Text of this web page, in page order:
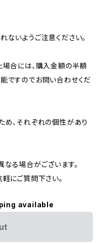
ないようご注意ください。
場合には、購入金額の半額
ですのでお問い合わせくだ
め、それぞれの個性があり
なる場合がございます。
にご質問下さい。
available